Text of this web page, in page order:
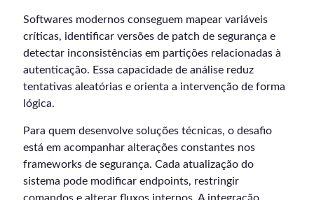
Softwares modernos conseguem mapear variáveis
críticas, identificar versões de patch de segurança e
detectar inconsistências em partições relacionadas à
autenticação. Essa capacidade de análise reduz
tentativas aleatórias e orienta a intervenção de forma
lógica.
Para quem desenvolve soluções técnicas, o desafio
está em acompanhar alterações constantes nos
frameworks de segurança. Cada atualização do
sistema pode modificar endpoints, restringir
comandos e alterar fluxos internos. A integração